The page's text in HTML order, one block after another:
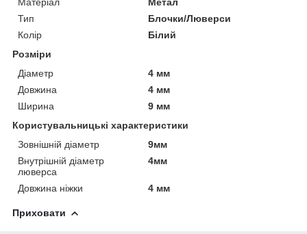
Тип
Блочки/Люверси
Колір
Білий
Розміри
Діаметр
4 мм
Довжина
4 мм
Ширина
9 мм
Користувальницькі характеристики
Зовнішній діаметр
9мм
Внутрішній діаметр
люверса
4мм
Довжина ніжки 4 мм
Приховати